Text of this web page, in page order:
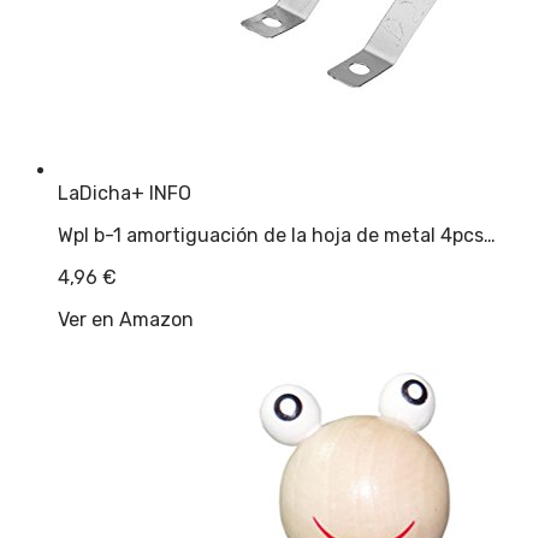
LaDicha+ INFO
Wpl b-1 amortiguación de la hoja de metal 4pcs…
4,96 €
Ver en Amazon